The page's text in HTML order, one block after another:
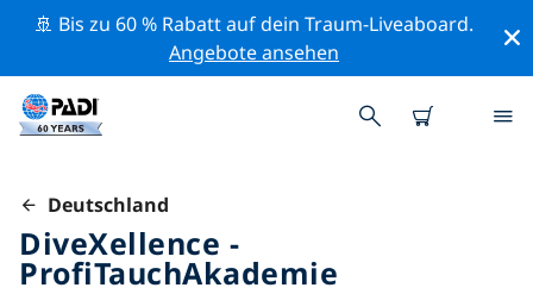
🚢 Bis zu 60 % Rabatt auf dein Traum-Liveaboard.
Angebote ansehen
Deutschland
DiveXellence -
ProfiTauchAkademie